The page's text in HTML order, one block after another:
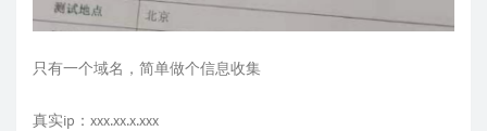
只有一个域名，简单做个信息收集
真实ip：xxx.xx.x.xxx